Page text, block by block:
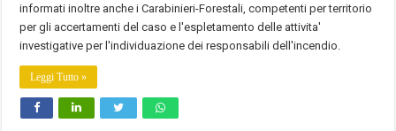
informati inoltre anche i Carabinieri-Forestali, competenti per territorio
per gli accertamenti del caso e l'espletamento delle attivita'
investigative per l'individuazione dei responsabili dell'incendio.
Leggi Tutto »